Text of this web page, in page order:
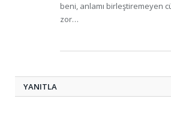
beni, anlamı birleştiremeyen
zor…
YANITLA